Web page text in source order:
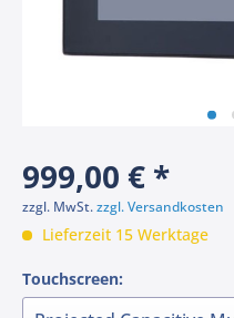
999,00 € *
zzgl. MwSt.zzgl. Versandkosten
Lieferzeit 15 Werktage
Touchscreen: